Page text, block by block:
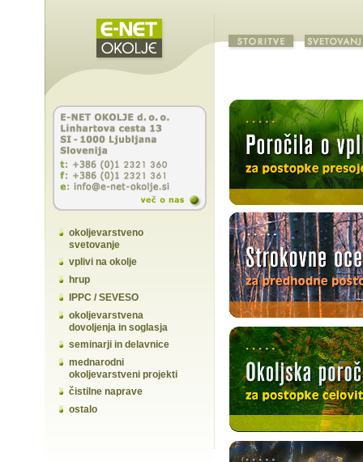
okoljevarstveno
svetovanje
vplivi na okolje
hrup
IPPC / SEVESO
okoljevarstvena
dovoljenja in soglasja
seminarji in delavnice
mednarodni
okoljevarstveni projekti
čistilne naprave
ostalo